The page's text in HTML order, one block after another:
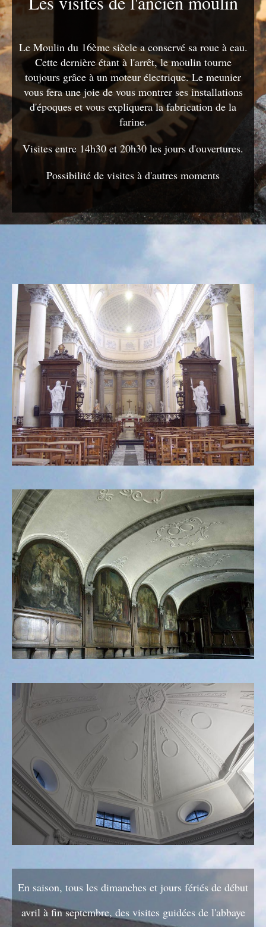
Le Moulin du 16ème siècle a conservé sa roue à eau.
Cette dernière étant à l'arrêt, le moulin tourne
toujours grâce à un moteur électrique. Le meunier
vous fera une joie de vous montrer ses installations
d'époques et vous expliquera la fabrication de la
farine.
Visites entre 14h30 et 20h30 les jours d'ouvertures.
Possibilité de visites à d'autres moments
En saison, tous les dimanches et jours fériés de début
avril à fin septembre, des visites guidées de l'abbaye